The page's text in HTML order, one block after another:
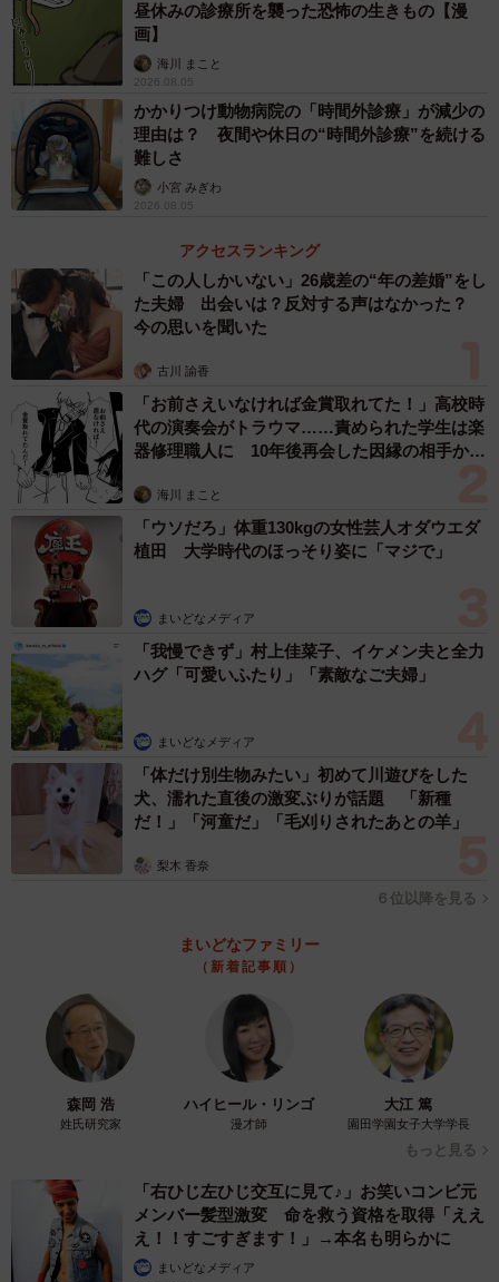
昼休みの診療所を襲った恐怖の生きもの【漫
画】
海川 まこと
2026.08.05
かかりつけ動物病院の「時間外診療」が減少の
理由は？ 夜間や休日の“時間外診療”を続ける
難しさ
小宮 みぎわ
2026.08.05
アクセスランキング
「この人しかいない」26歳差の“年の差婚”をし
た夫婦 出会いは？反対する声はなかった？
今の思いを聞いた
古川 諭香
「お前さえいなければ金賞取れてた！」高校時
代の演奏会がトラウマ……責められた学生は楽
器修理職人に 10年後再会した因縁の相手から
海川 まこと
「ウソだろ」体重130kgの女性芸人オダウエダ
植田 大学時代のほっそり姿に「マジで」
まいどなメディア
「我慢できず」村上佳菜子、イケメン夫と全力
ハグ「可愛いふたり」「素敵なご夫婦」
まいどなメディア
「体だけ別生物みたい」初めて川遊びをした
犬、濡れた直後の激変ぶりが話題 「新種
だ！」「河童だ」「毛刈りされたあとの羊」
梨木 香奈
６位以降を見る
まいどなファミリー
（新着記事順）
森岡 浩
姓氏研究家
ハイヒール・リンゴ
漫才師
大江 篤
園田学園女子大学学長
もっと見る
「右ひじ左ひじ交互に見て♪」お笑いコンビ元
メンバー髪型激変 命を救う資格を取得「ええ
え！！すごすぎます！」→本名も明らかに
まいどなメディア